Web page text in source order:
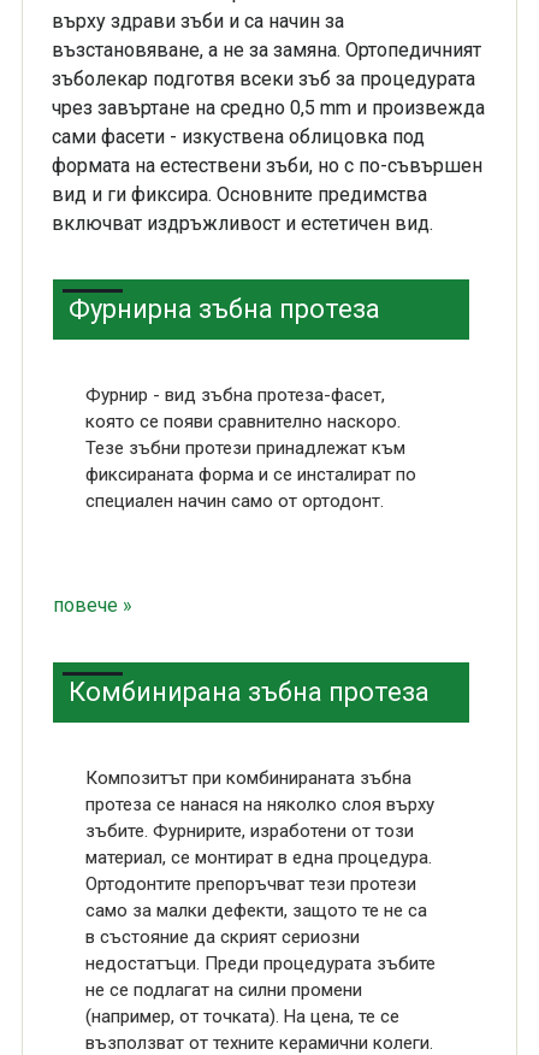
върху здрави зъби и са начин за
възстановяване, а не за замяна. Ортопедичният
зъболекар подготвя всеки зъб за процедурата
чрез завъртане на средно 0,5 mm и произвежда
сами фасети - изкуствена облицовка под
формата на естествени зъби, но с по-съвършен
вид и ги фиксира. Основните предимства
включват издръжливост и естетичен вид.
Фурнирна зъбна протеза
Фурнир - вид зъбна протеза-фасет,
която се появи сравнително наскоро.
Тезе зъбни протези принадлежат към
фиксираната форма и се инсталират по
специален начин само от ортодонт.
повече »
Комбинирана зъбна протеза
Композитът при комбинираната зъбна
протеза се нанася на няколко слоя върху
зъбите. Фурнирите, изработени от този
материал, се монтират в една процедура.
Ортодонтите препоръчват тези протези
само за малки дефекти, защото те не са
в състояние да скрият сериозни
недостатъци. Преди процедурата зъбите
не се подлагат на силни промени
(например, от точката). На цена, те се
възползват от техните керамични колеги.